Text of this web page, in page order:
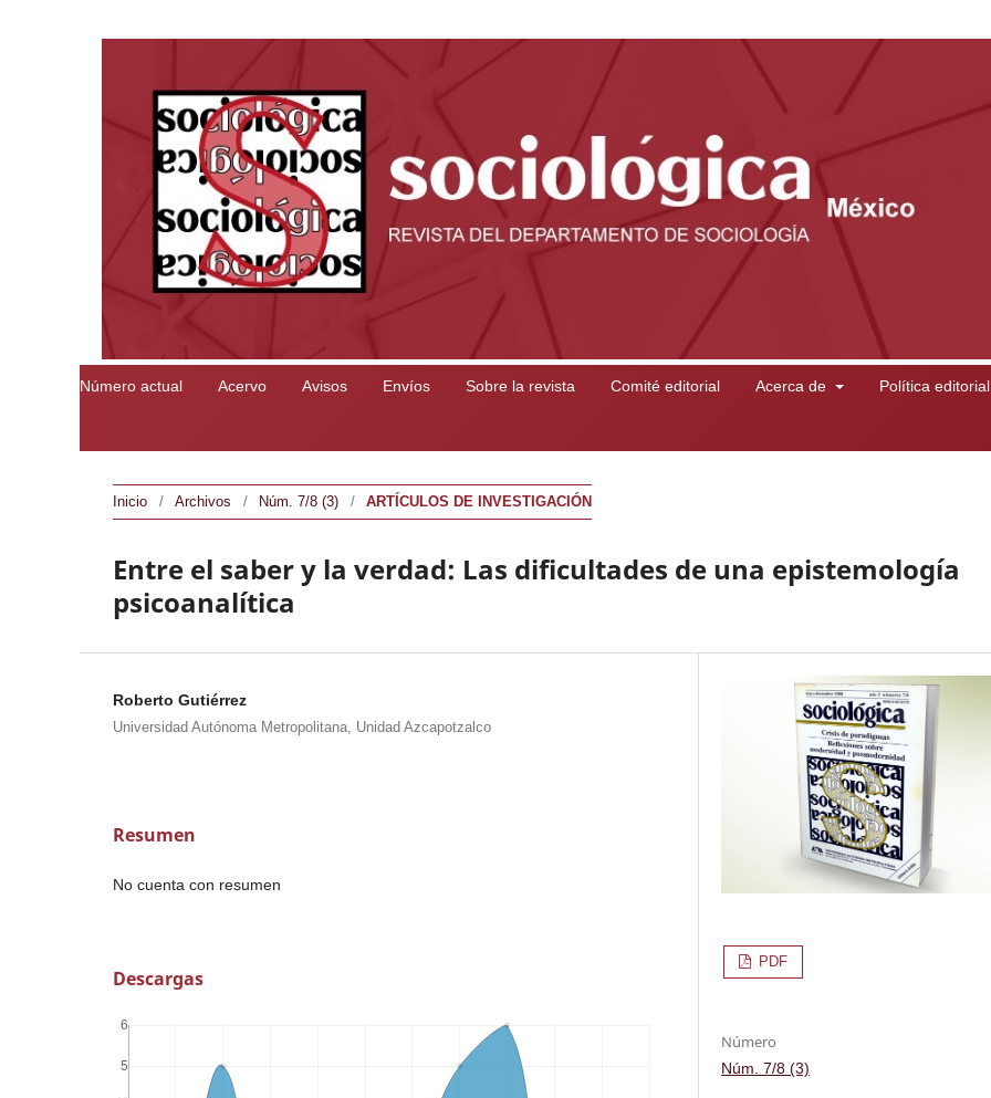
Número actual Acervo Avisos Envíos Sobre la revista Comité editorial Acerca de Política editorial
Inicio / Archivos / Núm. 7/8 (3) / ARTÍCULOS DE INVESTIGACIÓN
Entre el saber y la verdad: Las dificultades de una epistemología
psicoanalítica
Roberto Gutiérrez
Universidad Autónoma Metropolitana, Unidad Azcapotzalco
Resumen
No cuenta con resumen
Descargas
PDF
Número
Núm. 7/8 (3)